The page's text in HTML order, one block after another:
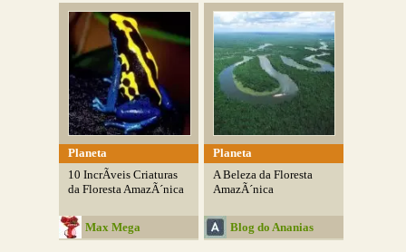
Planeta
10 IncrÃ­veis Criaturas
da Floresta AmazÃ´nica
Max Mega
Planeta
A Beleza da Floresta
AmazÃ´nica
Blog do Ananias